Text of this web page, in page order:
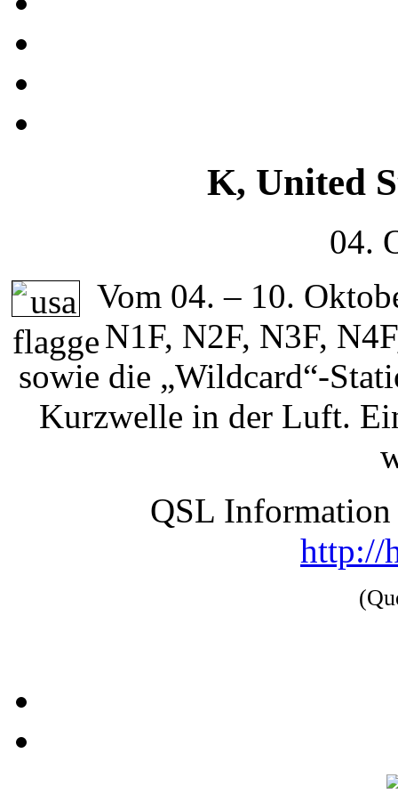
K, United
04.
Vom 04. – 10.
N1F, N2F, N3F,
sowie die „Wildcard“-
Kurzwelle in der Luft.
QSL Information
http://